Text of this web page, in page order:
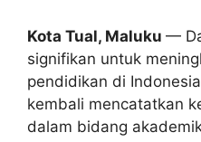
Kota Tual, Maluku —
signifikan untuk
pendidikan di
kembali mencatatkan
dalam bidang